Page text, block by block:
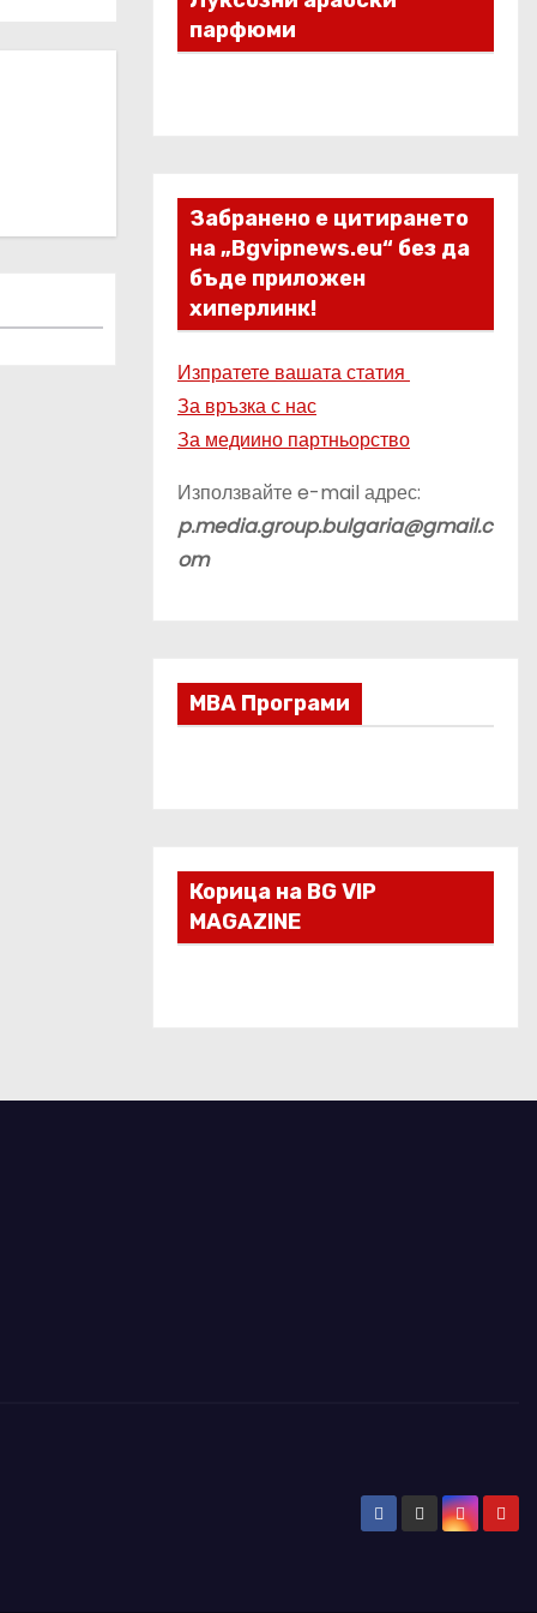
парфюми
Забранено е цитирането
на „Bgvipnews.eu“ без да
бъде приложен
хиперлинк!
Изпратете вашата статия
За връзка с нас
За медиино партньорство
Използвайте e-mail адрес:
p.media.group.bulgaria@gmail.c
om
МВА Програми
Корица на BG VIP
MAGAZINE